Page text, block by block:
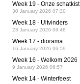
Week 19 - Onze schatkist
30 January 2026 07:30
Week 18 - Uitvinders
23 January 2026 06:48
Week 17 - diorama
16 January 2026 06:59
Week 16 - Welkom 2026
9 January 2026 06:57
Week 14 - Winterfeest